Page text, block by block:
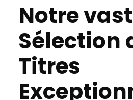
Notre
Sélection
Titres